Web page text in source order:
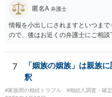
人は応じない姿勢を示しているこ
しどころ）としては，譲歩するこ
れません。
匿名A 弁護士
情報を小出しにされますといつま
ので、後はお近くの弁護士にご相談
7
「姻族の姻族」は親族
釈
#家族間の相続トラブル #相続人調査・確定